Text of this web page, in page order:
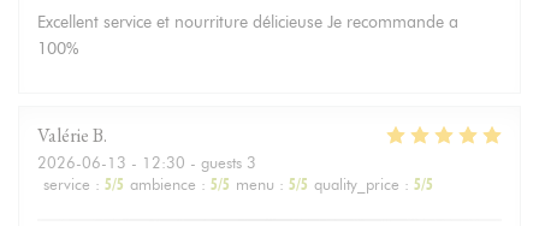
Excellent service et nourriture délicieuse Je recommande a
100%
ValérieB
2026-06-13 - 12:30 - guests 3
service : 5/5 ambience : 5/5 menu : 5/5 quality_price : 5/5